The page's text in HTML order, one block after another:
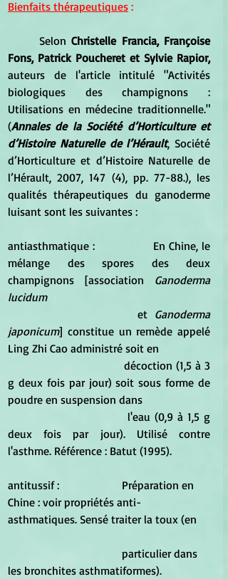
Bienfaits thérapeutiques :
Selon Christelle Francia, Françoise
Fons, Patrick Poucheret et Sylvie Rapior,
auteurs de l'article intitulé "Activités
biologiques des champignons :
Utilisations en médecine traditionnelle."
(Annales de la Société d’Horticulture et
d’Histoire Naturelle de l’Hérault, Société
d’Horticulture et d’Histoire Naturelle de
l’Hérault, 2007, 147 (4), pp. 77-88.), les
qualités thérapeutiques du ganoderme
luisant sont les suivantes :
antiasthmatique :		En Chine, le
mélange des spores des deux
champignons [association Ganoderma
lucidum
				et
Ganoderma
japonicum] constitue un remède appelé
Ling Zhi Cao administré soit en
				décoction (1,5 à 3
g deux fois par jour) soit sous forme de
poudre en suspension dans
deux fois par jour). Utilisé contre
l'asthme. Référence : Batut (1995).
antitussif :			Préparation en
Chine : voir propriétés anti-
asthmatiques. Sensé traiter la toux (en
les bronchites asthmatiformes).